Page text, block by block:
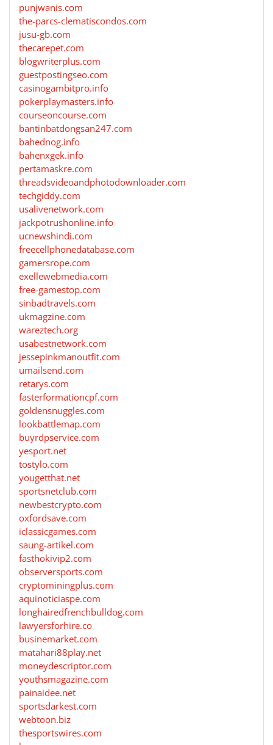
punjwanis.com
the-parcs-clematiscondos.com
jusu-gb.com
thecarepet.com
blogwriterplus.com
guestpostingseo.com
casinogambitpro.info
pokerplaymasters.info
courseoncourse.com
bantinbatdongsan247.com
bahednog.info
bahenxgek.info
pertamaskre.com
threadsvideoandphotodownloader.com
techgiddy.com
usalivenetwork.com
jackpotrushonline.info
ucnewshindi.com
freecellphonedatabase.com
gamersrope.com
exellewebmedia.com
free-gamestop.com
sinbadtravels.com
ukmagzine.com
wareztech.org
usabestnetwork.com
jessepinkmanoutfit.com
umailsend.com
retarys.com
fasterformationcpf.com
goldensnuggles.com
lookbattlemap.com
buyrdpservice.com
yesport.net
tostylo.com
yougetthat.net
sportsnetclub.com
newbestcrypto.com
oxfordsave.com
iclassicgames.com
saung-artikel.com
fasthokivip2.com
observersports.com
cryptominingplus.com
aquinoticiaspe.com
longhairedfrenchbulldog.com
lawyersforhire.co
businemarket.com
matahari88play.net
moneydescriptor.com
youthsmagazine.com
painaidee.net
sportsdarkest.com
webtoon.biz
thesportswires.com